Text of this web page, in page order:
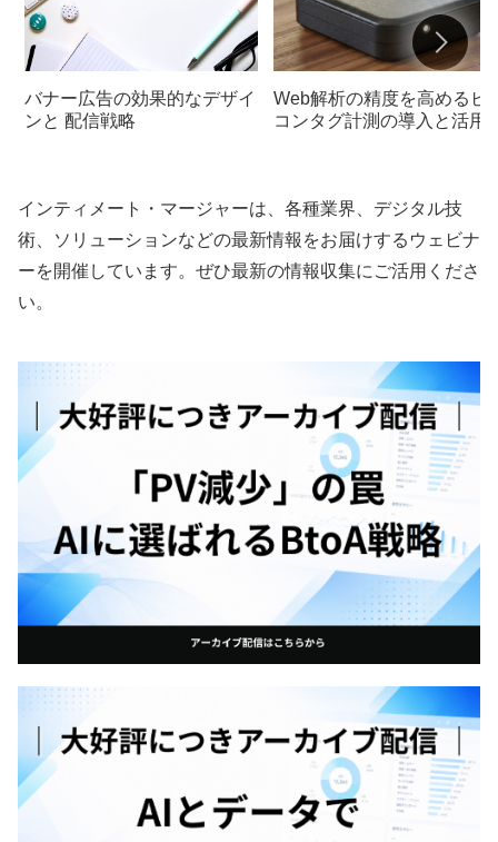
バナー広告の効果的なデザイ
ンと 配信戦略
Web解析の精度を高めるビ
コンタグ計測の導入と活用
インティメート・マージャーは、各種業界、デジタル技
術、ソリューションなどの最新情報をお届けするウェビナ
ーを開催しています。ぜひ最新の情報収集にご活用くださ
い。